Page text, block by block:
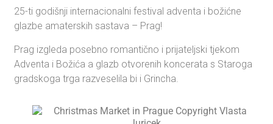
25-ti godišnji internacionalni festival adventa i božićne
glazbe amaterskih sastava – Prag!
Prag izgleda posebno romantično i prijateljski tjekom
Adventa i Božića a glazb otvorenih koncerata s Staroga
gradskoga trga razveselila bi i Grincha.